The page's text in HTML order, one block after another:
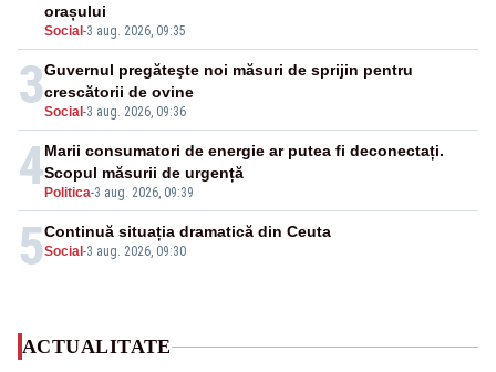
Social -3 aug. 2026, 09:35
orașului
3Social -3 aug. 2026, 09:36
Guvernul pregăteşte noi măsuri de sprijin pentru
crescătorii de ovine
4 Politica-3 aug. 2026, 09:39
Marii consumatori de energie ar putea fi deconectați.
Scopul măsurii de urgență
5Social -3 aug. 2026, 09:30
Continuă situația dramatică din Ceuta
ACTUALITATE